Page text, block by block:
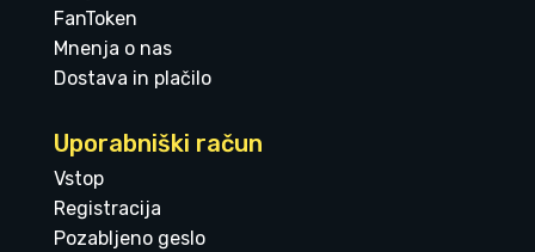
FanToken
Mnenja o nas
Dostava in plačilo
Uporabniški račun
Vstop
Registracija
Pozabljeno geslo